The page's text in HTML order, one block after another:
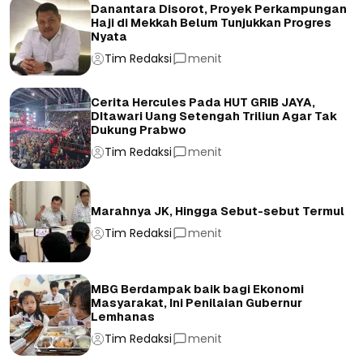
Danantara Disorot, Proyek Perkampungan
Haji di Mekkah Belum Tunjukkan Progres
Nyata
Tim Redaksi menit
Cerita Hercules Pada HUT GRIB JAYA,
DItawari Uang Setengah Triliun Agar Tak
Dukung Prabwo
Tim Redaksi menit
Marahnya JK, Hingga Sebut-sebut Termul
Tim Redaksi menit
MBG Berdampak baik bagi Ekonomi
Masyarakat, Ini Penilaian Gubernur
Lemhanas
Tim Redaksi menit